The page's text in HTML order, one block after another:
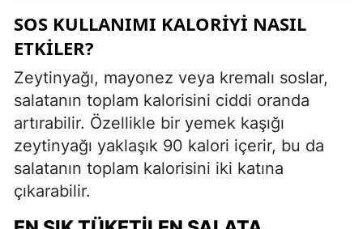
SOS KULLANIMI KALORIYI NASIL
ETKILER?
Zeytinyağı, mayonez veya kremalı soslar,
salatanın toplam kalorisini ciddi oranda
artırabilir. Özellikle bir yemek kaşığı
zeytinyağı yaklaşık 90 kalori içerir, bu da
salatanın toplam kalorisini iki katına
çıkarabilir.